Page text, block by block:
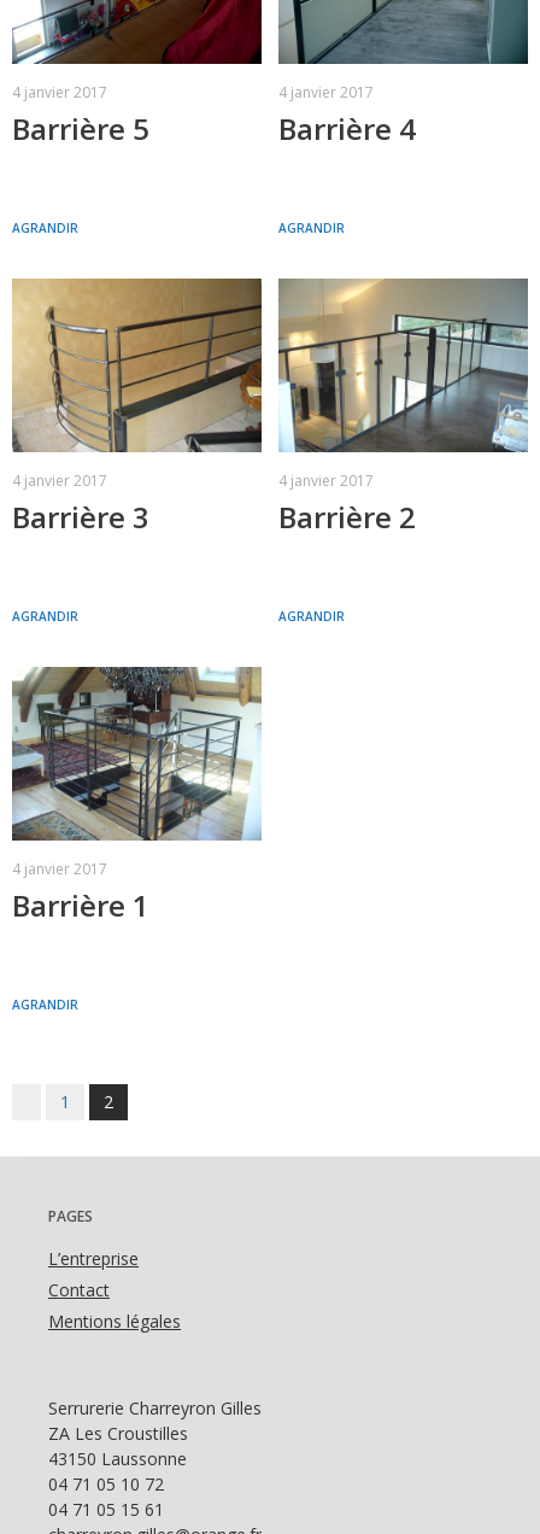
4 janvier 2017
Barrière 5
AGRANDIR
4 janvier 2017
Barrière 4
AGRANDIR
4 janvier 2017
Barrière 3
AGRANDIR
4 janvier 2017
Barrière 2
AGRANDIR
4 janvier 2017
Barrière 1
AGRANDIR
navigation
1 2
PAGES
L’entreprise
Contact
Mentions légales
Serrurerie Charreyron Gilles
ZA Les Croustilles
43150 Laussonne
04 71 05 10 72
04 71 05 15 61